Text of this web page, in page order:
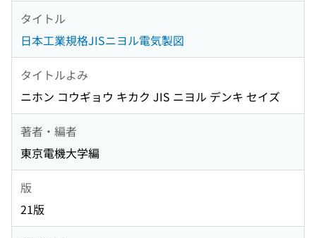
タイトル
日本工業規格JISニヨル電気製図
タイトルよみ
ニホン コウギョウ キカク JIS ニヨル デンキ セイズ
著者・編者
東京電機大学編
版
21版